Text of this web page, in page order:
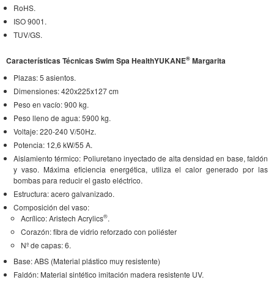
RoHS.
ISO 9001.
TUV/GS.
Características Técnicas Swim Spa HealthYUKANE® Margarita
Plazas: 5 asientos.
Dimensiones: 420x225x127 cm
Peso en vacío: 900 kg.
Peso lleno de agua: 5900 kg.
Voltaje: 220-240 V/50Hz.
Potencia: 12,6 kW/55 A.
Aislamiento térmico: Poliuretano inyectado de alta densidad en base, faldón
y vaso. Máxima eficiencia energética, utiliza el calor generado por las
bombas para reducir el gasto eléctrico.
Estructura: acero galvanizado.
Composición del vaso:
Acrílico: Aristech Acrylics®.
Corazón: fibra de vidrio reforzado con poliéster
Nº de capas: 6.
Base: ABS (Material plástico muy resistente)
Faldón: Material sintético imitación madera resistente UV.